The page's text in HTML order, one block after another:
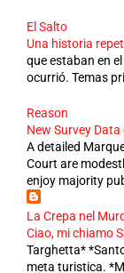
El Salto
Una historia
que estaban en
ocurrió. Temas
Reason
New Survey
A detailed
Court are
enjoy majority
La Crepa nel
Ciao, mi chiamo
Targhetta*
meta turistica.